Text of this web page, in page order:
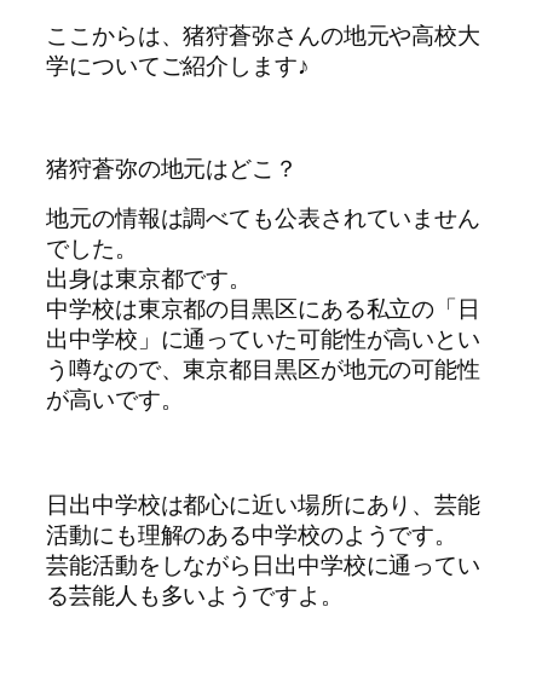
ここからは、猪狩蒼弥さんの地元や高校大
学についてご紹介します♪
猪狩蒼弥の地元はどこ？
地元の情報は調べても公表されていません
でした。
出身は東京都です。
中学校は東京都の目黒区にある私立の「日
出中学校」に通っていた可能性が高いとい
う噂なので、東京都目黒区が地元の可能性
が高いです。
日出中学校は都心に近い場所にあり、芸能
活動にも理解のある中学校のようです。
芸能活動をしながら日出中学校に通ってい
る芸能人も多いようですよ。